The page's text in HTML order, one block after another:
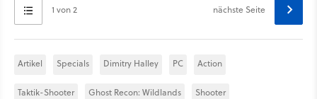
1 von 2 nächste Seite
Artikel Specials Dimitry Halley PC Action
Taktik-Shooter Ghost Recon: Wildlands Shooter